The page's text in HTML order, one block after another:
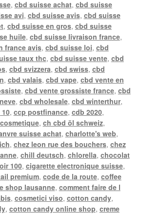
, cbd suisse achat, cbd suisse
avi, cbd suisse avis, cbd suisse
, cbd suisse en gros, cbd suisse
huile, cbd suisse livraison france,
france avis, cbd suisse loi, cbd
taux thc, cbd suisse vente, cbd
, cbd svizzera, cbd swiss, cbd
, cbd valais, cbd vape, cbd vente en
, cbd vente grossiste france, cbd
, cbd wholesale, cbd winterthur,
, ccp postfinance, cdb 2020,
, ch cbd öl schweiz,
suisse achat, charlotte's web,
, chez leon rue des bouchers, chez
, chill deutsch, chlorella, chocolat
100, cigarette electronique suisse,
premium, code de la route, coffee
shop lausanne, comment faire de l
, cosmetici viso, cotton candy,
, cotton candy online shop, creme